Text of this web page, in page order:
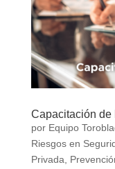
Capacitación de
por Equipo
Riesgos en
Privada